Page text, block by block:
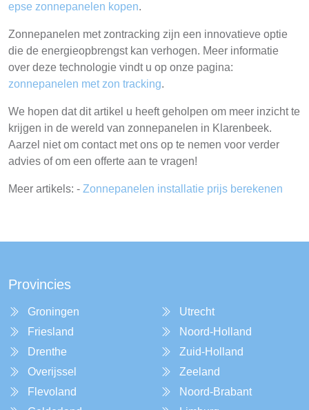
epse zonnepanelen kopen.
Zonnepanelen met zontracking zijn een innovatieve optie
die de energieopbrengst kan verhogen. Meer informatie
over deze technologie vindt u op onze pagina:
zonnepanelen met zon tracking.
We hopen dat dit artikel u heeft geholpen om meer inzicht te
krijgen in de wereld van zonnepanelen in Klarenbeek.
Aarzel niet om contact met ons op te nemen voor verder
advies of om een offerte aan te vragen!
Meer artikels: - Zonnepanelen installatie prijs berekenen
Provincies
Groningen
Friesland
Drenthe
Overijssel
Flevoland
Utrecht
Noord-Holland
Zuid-Holland
Zeeland
Noord-Brabant